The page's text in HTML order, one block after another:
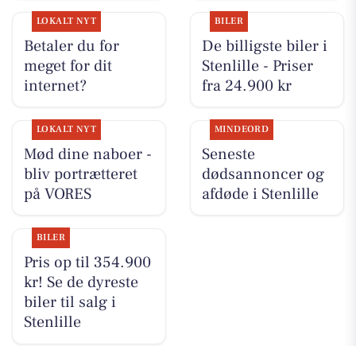
LOKALT NYT
Betaler du for
meget for dit
internet?
BILER
De billigste biler i
Stenlille - Priser
fra 24.900 kr
LOKALT NYT
Mød dine naboer -
bliv portrætteret
på VORES
MINDEORD
Seneste
dødsannoncer og
afdøde i Stenlille
BILER
Pris op til 354.900
kr! Se de dyreste
biler til salg i
Stenlille